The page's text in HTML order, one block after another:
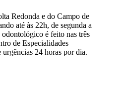
Redonda e do Campo de
até às 22h, de segunda a
é feito nas três
de Especialidades
24 horas por dia.